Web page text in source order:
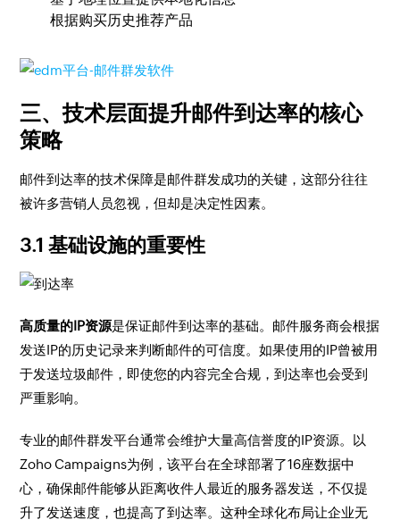
根据购买历史推荐产品
三、技术层面提升邮件到达率的核心
策略
邮件到达率的技术保障是邮件群发成功的关键，这部分往往
被许多营销人员忽视，但却是决定性因素。
3.1 基础设施的重要性
高质量的IP资源是保证邮件到达率的基础。邮件服务商会根据
发送IP的历史记录来判断邮件的可信度。如果使用的IP曾被用
于发送垃圾邮件，即使您的内容完全合规，到达率也会受到
严重影响。
专业的邮件群发平台通常会维护大量高信誉度的IP资源。以
Zoho Campaigns为例，该平台在全球部署了16座数据中
心，确保邮件能够从距离收件人最近的服务器发送，不仅提
升了发送速度，也提高了到达率。这种全球化布局让企业无